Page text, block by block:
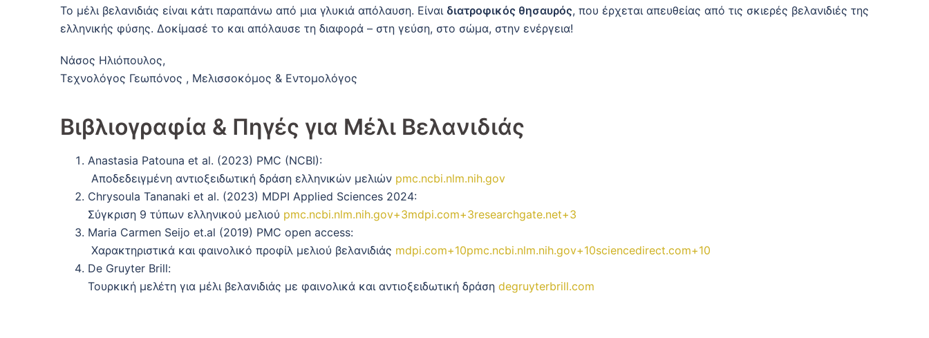
Το μέλι βελανιδιάς είναι κάτι παραπάνω από μια γλυκιά απόλαυση. Είναι διατροφικός θησαυρός, που έρχεται απευθείας από τις σκιερές βελανιδιές της
ελληνικής φύσης. Δοκίμασέ το και απόλαυσε τη διαφορά – στη γεύση, στο σώμα, στην ενέργεια!
Νάσος Ηλιόπουλος,
Τεχνολόγος Γεωπόνος , Μελισσοκόμος & Εντομολόγος
Βιβλιογραφία & Πηγές για Μέλι Βελανιδιάς
Anastasia Patouna et al. (2023) PMC (NCBI):
Αποδεδειγμένη αντιοξειδωτική δράση ελληνικών μελιών pmc.ncbi.nlm.nih.gov
Chrysoula Tananaki et al. (2023) MDPI Applied Sciences 2024:
Σύγκριση 9 τύπων ελληνικού μελιού pmc.ncbi.nlm.nih.gov+3mdpi.com+3researchgate.net+3
Maria Carmen Seijo et.al (2019) PMC open access:
Χαρακτηριστικά και φαινολικό προφίλ μελιού βελανιδιάς mdpi.com+10pmc.ncbi.nlm.nih.gov+10sciencedirect.com+10
De Gruyter Brill:
Τουρκική μελέτη για μέλι βελανιδιάς με φαινολικά και αντιοξειδωτική δράση degruyterbrill.com